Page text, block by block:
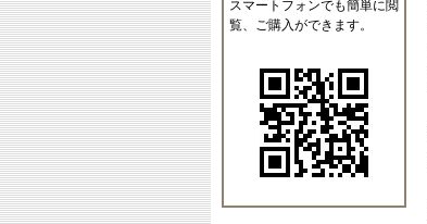
スマートフォンでも簡単に閲
覧、ご購入ができます。